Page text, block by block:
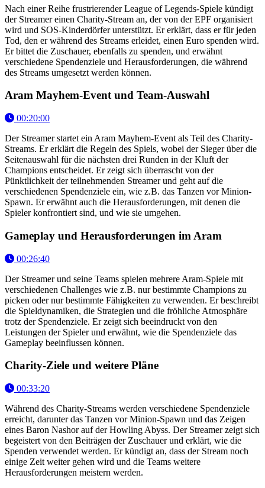
Nach einer Reihe frustrierender League of Legends-Spiele kündigt
der Streamer einen Charity-Stream an, der von der EPF organisiert
wird und SOS-Kinderdörfer unterstützt. Er erklärt, dass er für jeden
Tod, den er während des Streams erleidet, einen Euro spenden wird.
Er bittet die Zuschauer, ebenfalls zu spenden, und erwähnt
verschiedene Spendenziele und Herausforderungen, die während
des Streams umgesetzt werden können.
Aram Mayhem-Event und Team-Auswahl
00:20:00
Der Streamer startet ein Aram Mayhem-Event als Teil des Charity-
Streams. Er erklärt die Regeln des Spiels, wobei der Sieger über die
Seitenauswahl für die nächsten drei Runden in der Kluft der
Champions entscheidet. Er zeigt sich überrascht von der
Pünktlichkeit der teilnehmenden Streamer und geht auf die
verschiedenen Spendenziele ein, wie z.B. das Tanzen vor Minion-
Spawn. Er erwähnt auch die Herausforderungen, mit denen die
Spieler konfrontiert sind, und wie sie umgehen.
Gameplay und Herausforderungen im Aram
00:26:40
Der Streamer und seine Teams spielen mehrere Aram-Spiele mit
verschiedenen Challenges wie z.B. nur bestimmte Champions zu
picken oder nur bestimmte Fähigkeiten zu verwenden. Er beschreibt
die Spieldynamiken, die Strategien und die fröhliche Atmosphäre
trotz der Spendenziele. Er zeigt sich beeindruckt von den
Leistungen der Spieler und erwähnt, wie die Spendenziele das
Gameplay beeinflussen können.
Charity-Ziele und weitere Pläne
00:33:20
Während des Charity-Streams werden verschiedene Spendenziele
erreicht, darunter das Tanzen vor Minion-Spawn und das Zeigen
eines Baron Nashor auf der Howling Abyss. Der Streamer zeigt sich
begeistert von den Beiträgen der Zuschauer und erklärt, wie die
Spenden verwendet werden. Er kündigt an, dass der Stream noch
einige Zeit weiter gehen wird und die Teams weitere
Herausforderungen meistern werden.